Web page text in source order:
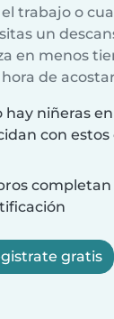
trabajo o
un
en menos
de
niñeras
con
gratis